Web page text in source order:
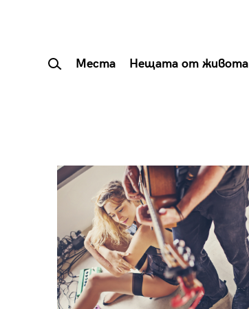
Места Нещата от живота